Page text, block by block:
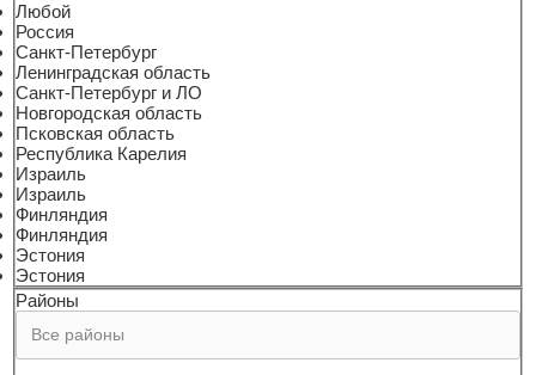
Любой
Россия
Санкт-Петербург
Ленинградская область
Санкт-Петербург и ЛО
Новгородская область
Псковская область
Республика Карелия
Израиль
Израиль
Финляндия
Финляндия
Эстония
Эстония
Районы